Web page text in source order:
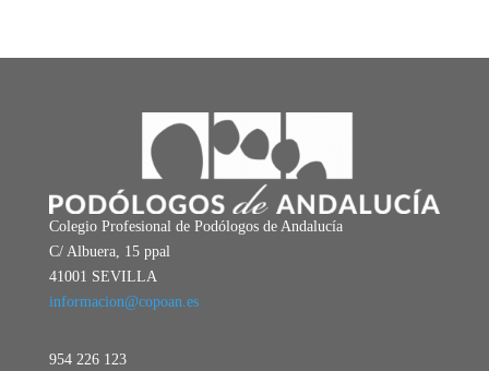
Colegio Profesional de Podólogos de Andalucía
C/ Albuera, 15 ppal
41001 SEVILLA
informacion@copoan.es
954 226 123